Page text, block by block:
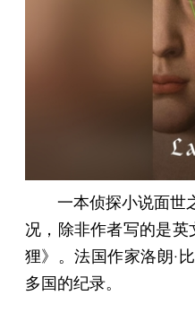
一本侦探小说面世之
况，除非作者写的是英
狸》。法国作家洛朗·
多国的纪录。